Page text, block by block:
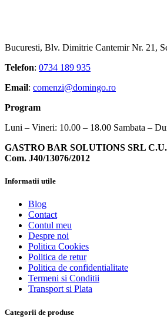
Bucuresti, Blv. Dimitrie Cantemir Nr. 21,
Telefon: 0734 189 935
Email: comenzi@domingo.ro
Program
Luni – Vineri: 10.00 – 18.00 Sambata –
GASTRO BAR SOLUTIONS SRL
Com. J40/13076/2012
Informatii utile
Blog
Contact
Contul meu
Despre noi
Politica Cookies
Politica de retur
Politica de confidentialitate
Termeni si Conditii
Transport si Plata
Categorii de produse